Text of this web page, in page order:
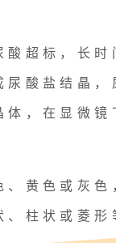
酸超标，长时
尿酸盐结晶，
体，在显微镜
、黄色或灰色
柱状或菱形